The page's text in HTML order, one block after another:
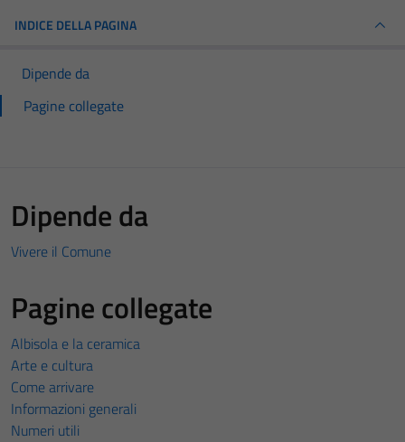
INDICE DELLA PAGINA
Dipende da
Pagine collegate
Dipende da
Vivere il Comune
Pagine collegate
Albisola e la ceramica
Arte e cultura
Come arrivare
Informazioni generali
Numeri utili